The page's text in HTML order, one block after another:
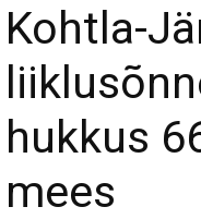
Kohtla-
hukkus
mees